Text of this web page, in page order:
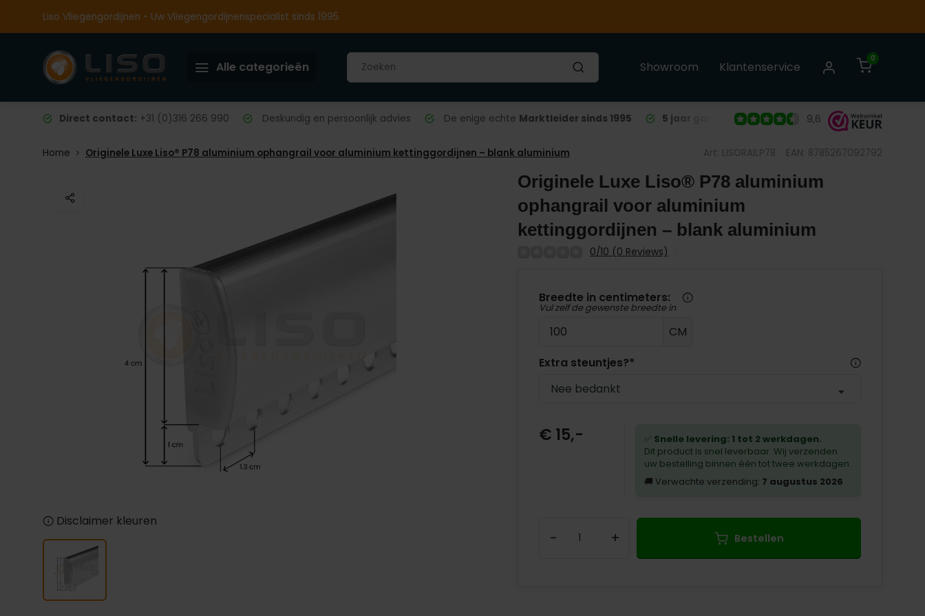
Liso Vliegengordijnen - Uw Vliegengordijnenspecialist sinds 1995
Alle categorieën Showroom Klantenservice
0
Direct contact: +31 (0)316 266 990 Deskundig en persoonlijk advies De enige echte Marktleider sinds 1995 5 jaar garantieop alle Liso® Vliegengordijnen
9,6
Home Originele Luxe Liso® P78 aluminium ophangrail voor aluminium kettinggordijnen – blank aluminium Art: LISORAILP78 EAN: 8785267092792
Disclaimer kleuren
Originele Luxe Liso® P78 aluminium
ophangrail voor aluminium
kettinggordijnen – blank aluminium
0/10 (0 Reviews)
Breedte in centimeters:
Vul zelf de gewenste breedte in
CM
Extra steuntjes?*
Nee bedankt
€ 15,- ✅ Snelle levering: 1 tot 2 werkdagen.
Dit product is snel leverbaar. Wij verzenden
uw bestelling binnen één tot twee werkdagen.
🚚 Verwachte verzending: 7 augustus 2026
- + Bestellen